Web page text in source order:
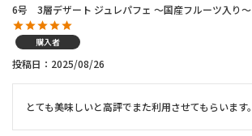
6号 3層デザート ジュレパフェ ～国産フルーツ入り～
購入者
投稿日 2025/08/26
とても美味しいと高評でまた利用させてもらいます。